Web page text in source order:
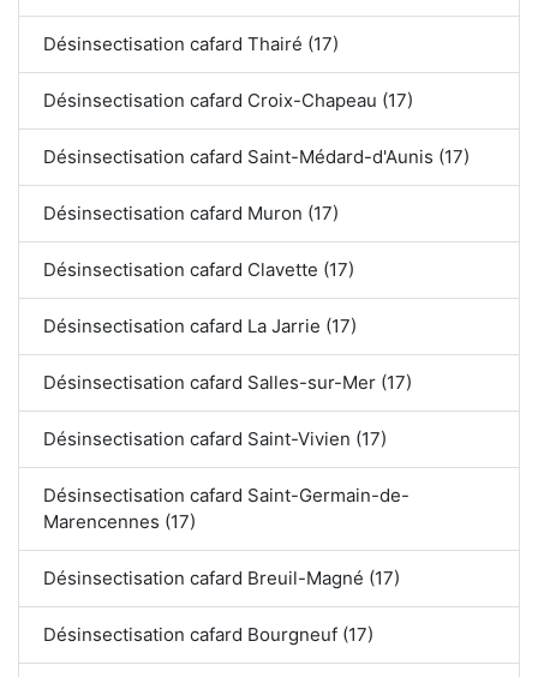
Désinsectisation cafard Thairé (17)
Désinsectisation cafard Croix-Chapeau (17)
Désinsectisation cafard Saint-Médard-d'Aunis (17)
Désinsectisation cafard Muron (17)
Désinsectisation cafard Clavette (17)
Désinsectisation cafard La Jarrie (17)
Désinsectisation cafard Salles-sur-Mer (17)
Désinsectisation cafard Saint-Vivien (17)
Désinsectisation cafard Saint-Germain-de-
Marencennes (17)
Désinsectisation cafard Breuil-Magné (17)
Désinsectisation cafard Bourgneuf (17)